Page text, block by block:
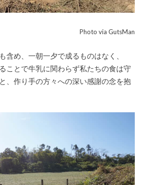
Photo via GutsMan
含め、一朝一夕で成るものはなく、
ことで牛乳に関わらず私たちの食は守
、作り手の方々への深い感謝の念を抱